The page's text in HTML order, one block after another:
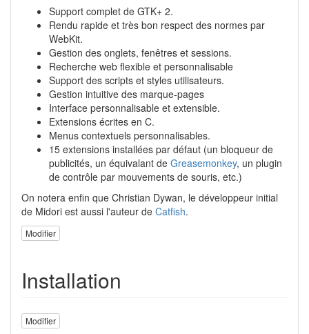
Support complet de GTK+ 2.
Rendu rapide et très bon respect des normes par
WebKit.
Gestion des onglets, fenêtres et sessions.
Recherche web flexible et personnalisable
Support des scripts et styles utilisateurs.
Gestion intuitive des marque-pages
Interface personnalisable et extensible.
Extensions écrites en C.
Menus contextuels personnalisables.
15 extensions installées par défaut (un bloqueur de
publicités, un équivalant de Greasemonkey, un plugin
de contrôle par mouvements de souris, etc.)
On notera enfin que Christian Dywan, le développeur initial
de Midori est aussi l'auteur de Catfish.
Modifier
Installation
Modifier